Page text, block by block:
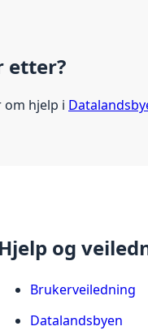
etter?
om hjelp i
Hjelp og
Brukerveiledning
Datalandsbyen